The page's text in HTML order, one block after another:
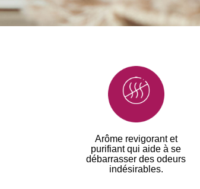
Arôme revigorant et
purifiant qui aide à se
débarrasser des odeurs
indésirables.